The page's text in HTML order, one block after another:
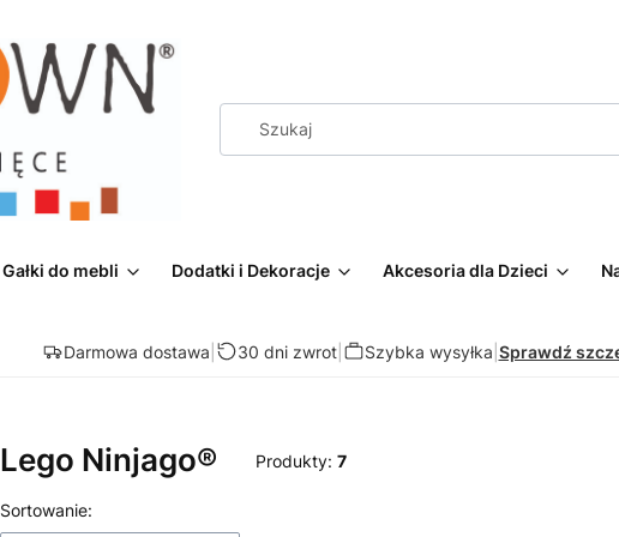
Gałki do mebli Dodatki i Dekoracje Akcesoria dla Dzieci
Darmowa dostawa 30 dni zwrot| Szybka wysyłka Sprawdź
Lego Ninjago® Produkty: 7
Lista produktów
Sortowanie: